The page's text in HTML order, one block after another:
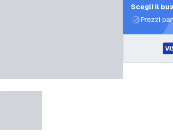
Scegli il
Prezzi